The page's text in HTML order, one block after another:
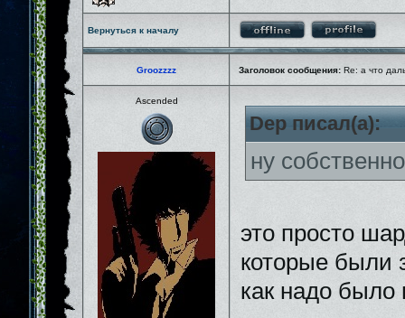
Вернуться к началу
Groozzzz Заголовок сообщения: Re: а что
Ascended
Dep писал(а):
ну
это просто
которые были
как надо было